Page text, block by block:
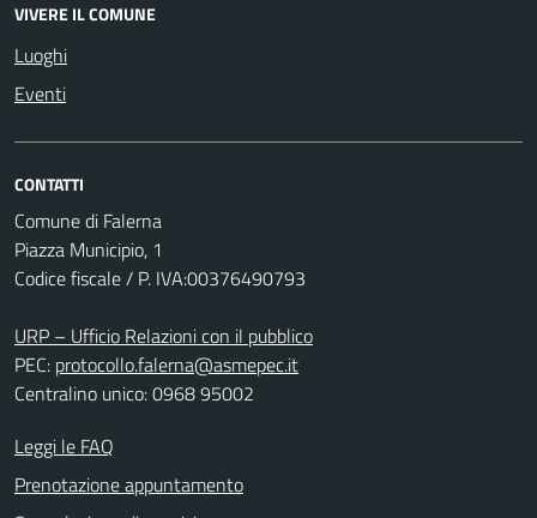
VIVERE IL COMUNE
Luoghi
Eventi
CONTATTI
Comune di Falerna
Piazza Municipio, 1
Codice fiscale / P. IVA:00376490793
URP – Ufficio Relazioni con il pubblico
PEC: protocollo.falerna@asmepec.it
Centralino unico: 0968 95002
Leggi le FAQ
Prenotazione appuntamento